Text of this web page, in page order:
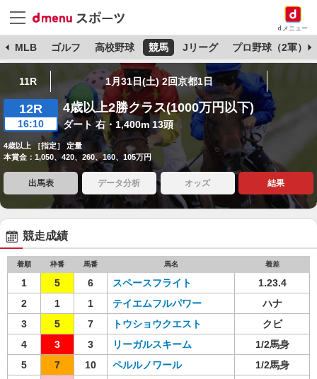
dメニュー
MLB ゴルフ 高校野球 競馬 Jリーグ プロ野球（2軍）
11R 1月31日(土) 2回京都1日
12R
16:10
4歳以上2勝クラス(1000万円以下)
ダート 右・1,400m 13頭
4歳以上 ［指定］ 定量
本賞金：1,050、420、260、160、105万円
出馬表 データ分析 オッズ 結果
競走成績
着順 枠番 馬番 馬名 着差
1 5 6 スペースフライト
1.23.4
2
1 1 テイエムフルパワー
ハナ
3
5 7 トウショウクエスト
クビ
4
3 3 リーガルスキーム
1/2馬身
5
7 10 ペルルノワール
1/2馬身